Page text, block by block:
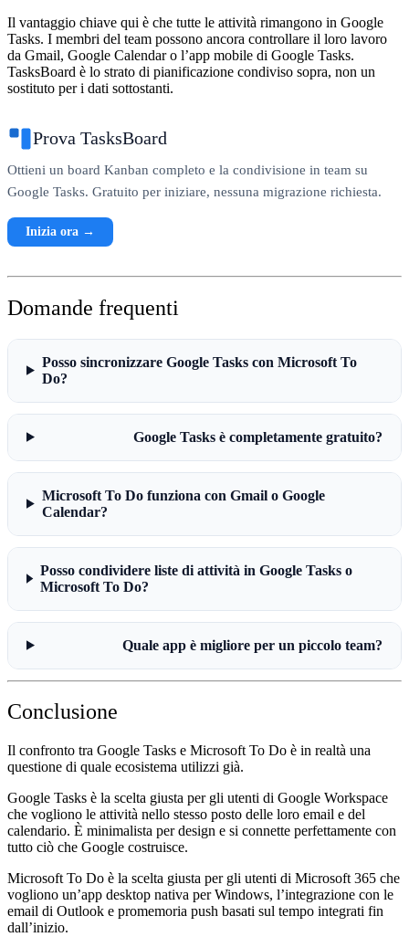
Il vantaggio chiave qui è che tutte le attività rimangono in Google
Tasks. I membri del team possono ancora controllare il loro lavoro
da Gmail, Google Calendar o l’app mobile di Google Tasks.
TasksBoard è lo strato di pianificazione condiviso sopra, non un
sostituto per i dati sottostanti.
Prova TasksBoard
Ottieni un board Kanban completo e la condivisione in team su
Google Tasks. Gratuito per iniziare, nessuna migrazione richiesta.
Inizia ora →
Domande frequenti
Posso sincronizzare Google Tasks con Microsoft To
Do?
Google Tasks è completamente gratuito?
Microsoft To Do funziona con Gmail o Google
Calendar?
Posso condividere liste di attività in Google Tasks o
Microsoft To Do?
Quale app è migliore per un piccolo team?
Conclusione
Il confronto tra Google Tasks e Microsoft To Do è in realtà una
questione di quale ecosistema utilizzi già.
Google Tasks è la scelta giusta per gli utenti di Google Workspace
che vogliono le attività nello stesso posto delle loro email e del
calendario. È minimalista per design e si connette perfettamente con
tutto ciò che Google costruisce.
Microsoft To Do è la scelta giusta per gli utenti di Microsoft 365 che
vogliono un’app desktop nativa per Windows, l’integrazione con le
email di Outlook e promemoria push basati sul tempo integrati fin
dall’inizio.